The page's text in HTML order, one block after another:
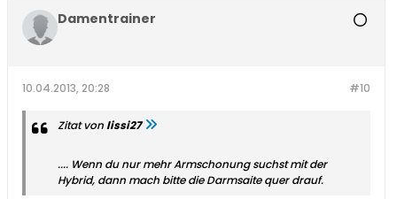
Damentrainer
#10
10.04.2013, 20:28
Zitat vonlissi27
.... Wenn du nur mehr Armschonung suchst mit der
Hybrid, dann mach bitte die Darmsaite quer drauf.